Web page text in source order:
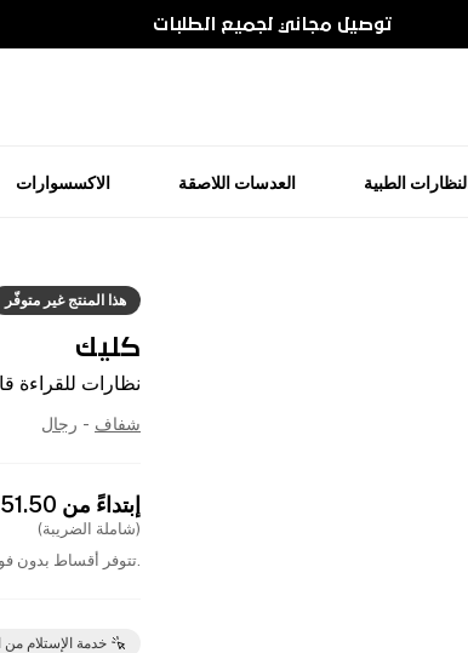
توصيل مجاني لجميع الطلبات
النظارات الطبية العدسات اللاصقة الاكسسوارات
هذا المنتج غير متوفّر
كليك
نظارات للقراءة
شفاف - رجال
إبتداءً من
(شاملة الضريبة)
.تتوفر أقساط بدون
خدمة الإستلام من